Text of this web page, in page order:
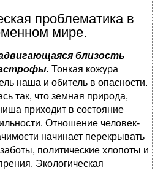
проблематика в
мире.
близость
Тонкая кожура
наша и обитель в опасности.
так, что земная природа,
приходит в состояние
Отношение человек-
начинает перекры­вать
политические хлопоты и
Экологическая